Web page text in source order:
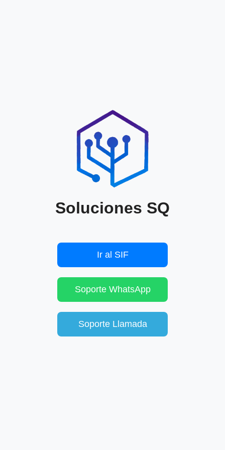
Soluciones SQ
Ir al SIF
Soporte WhatsApp
Soporte Llamada